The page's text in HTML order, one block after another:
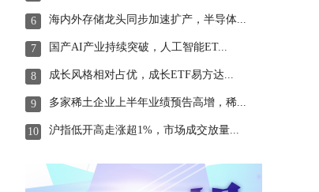
6 海内外存储龙头同步加速扩产，半导体...
7 国产AI产业持续突破，人工智能ET...
8 成长风格相对占优，成长ETF易方达...
9 多家稀土企业上半年业绩预告高增，稀...
10 沪指低开高走涨超1%，市场成交放量...